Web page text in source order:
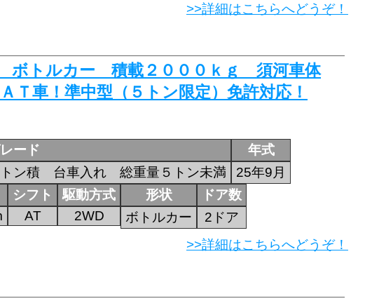
>>詳細はこちらへどうぞ！
トルカー 積載２０００ｋｇ 須河車体
！準中型（５トン限定）免許対応！
ード
ン積 台車入れ 総重量５トン未満
年式
25年9月
シフト
AT
駆動方式
2WD
形状
ボトルカー
ドア数
2ドア
>>詳細はこちらへどうぞ！